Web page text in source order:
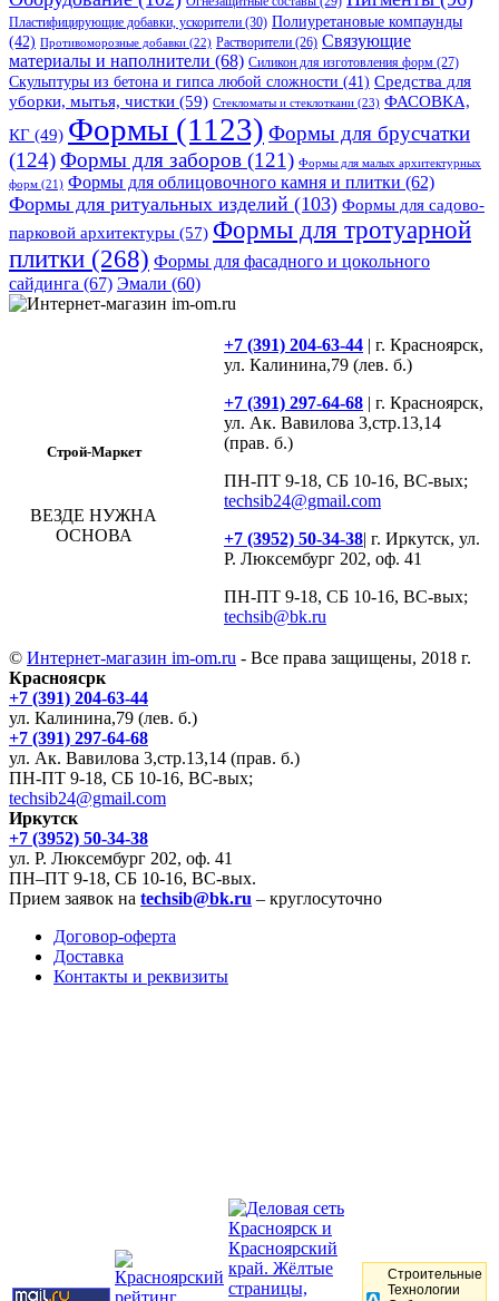
Пластифицирующие добавки, ускорители (30) Полиуретановые компаунды
(42) Противоморозные добавки (22) Растворители (26) Связующие
материалы и наполнители (68) Силикон для изготовления форм (27)
Скульптуры из бетона и гипса любой сложности (41) Средства для
уборки, мытья, чистки (59) Стекломаты и стеклоткани (23) ФАСОВКА,
КГ (49) Формы (1123) Формы для брусчатки
(124)Формы для заборов (121) Формы для малых архитектурных
форм (21) Формы для облицовочного камня и плитки (62)
Формы для ритуальных изделий (103) Формы для садово-
парковой архитектуры (57) Формы для тротуарной
плитки (268) Формы для фасадного и цокольного
сайдинга (67) Эмали (60)
Строй-Маркет
ВЕЗДЕ НУЖНА
ОСНОВА
+7 (391) 204-63-44 | г. Красноярск,
ул. Калинина,79 (лев. б.)
+7 (391) 297-64-68 | г. Красноярск,
ул. Ак. Вавилова 3,стр.13,14
(прав. б.)
ПН-ПТ 9-18, СБ 10-16, ВС-вых;
techsib24@gmail.com
+7 (3952) 50-34-38 | г. Иркутск, ул.
Р. Люксембург 202, оф. 41
ПН-ПТ 9-18, СБ 10-16, ВС-вых;
techsib@bk.ru
© Интернет-магазин im-om.ru - Все права защищены, 2018 г.
Красноясрк
+7 (391) 204-63-44
ул. Калинина,79 (лев. б.)
+7 (391) 297-64-68
ул. Ак. Вавилова 3,стр.13,14 (прав. б.)
ПН-ПТ 9-18, СБ 10-16, ВС-вых;
techsib24@gmail.com
Иркутск
+7 (3952) 50-34-38
ул. Р. Люксембург 202, оф. 41
ПН–ПТ 9-18, СБ 10-16, ВС-вых.
Прием заявок на techsib@bk.ru – круглосуточно
Договор-оферта
Доставка
Контакты и реквизиты
Строительные
Технологии